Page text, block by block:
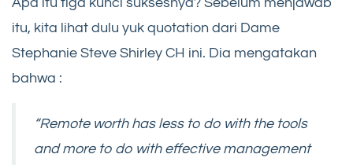
itu, kita lihat dulu yuk quotation dari Dame
Stephanie Steve Shirley CH ini. Dia mengatakan
bahwa :
“Remote worth has less to do with the tools
and more to do with effective management